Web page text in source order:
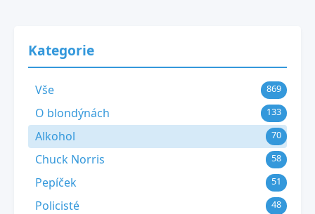
Kategorie
Vše 869
O blondýnách 133
Alkohol 70
Chuck Norris 58
Pepíček 51
Policisté 48